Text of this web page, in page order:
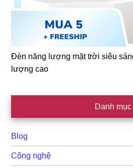
Đèn năng lượng mặt trời siêu
lượng cao
Danh mục
Blog
Công nghệ